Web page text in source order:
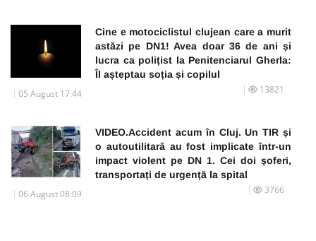
Cine e motociclistul clujean care a murit
astăzi pe DN1! Avea doar 36 de ani și
lucra ca polițist la Penitenciarul Gherla:
Îl așteptau soția și copilul
05 August 17:44 13821
VIDEO.Accident acum în Cluj. Un TIR și
o autoutilitară au fost implicate într-un
impact violent pe DN 1. Cei doi șoferi,
transportați de urgență la spital
06 August 08:09 3766